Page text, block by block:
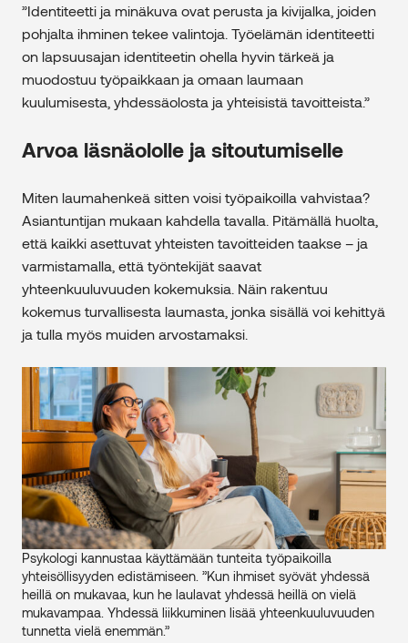
”Identiteetti ja minäkuva ovat perusta ja kivijalka, joiden
pohjalta ihminen tekee valintoja. Työelämän identiteetti
on lapsuusajan identiteetin ohella hyvin tärkeä ja
muodostuu työpaikkaan ja omaan laumaan
kuulumisesta, yhdessäolosta ja yhteisistä tavoitteista.”
Arvoa läsnäololle ja sitoutumiselle
Miten laumahenkeä sitten voisi työpaikoilla vahvistaa?
Asiantuntijan mukaan kahdella tavalla. Pitämällä huolta,
että kaikki asettuvat yhteisten tavoitteiden taakse – ja
varmistamalla, että työntekijät saavat
yhteenkuuluvuuden kokemuksia. Näin rakentuu
kokemus turvallisesta laumasta, jonka sisällä voi kehittyä
ja tulla myös muiden arvostamaksi.
Psykologi kannustaa käyttämään tunteita työpaikoilla
yhteisöllisyyden edistämiseen. ”Kun ihmiset syövät yhdessä
heillä on mukavaa, kun he laulavat yhdessä heillä on vielä
mukavampaa. Yhdessä liikkuminen lisää yhteenkuuluvuuden
tunnetta vielä enemmän.”